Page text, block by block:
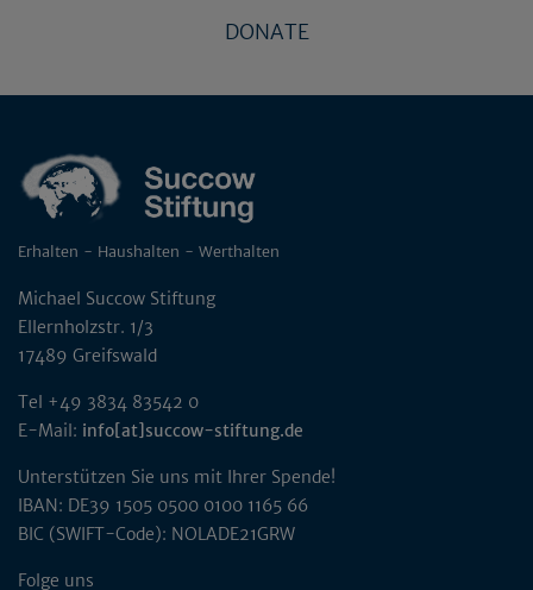
DONATE
Erhalten - Haushalten - Werthalten
Michael Succow Stiftung
Ellernholzstr. 1/3
17489 Greifswald
Tel +49 3834 83542 0
E-Mail: info[at]succow-stiftung.de
Unterstützen Sie uns mit Ihrer Spende!
IBAN: DE39 1505 0500 0100 1165 66
BIC (SWIFT-Code): NOLADE21GRW
Folge uns